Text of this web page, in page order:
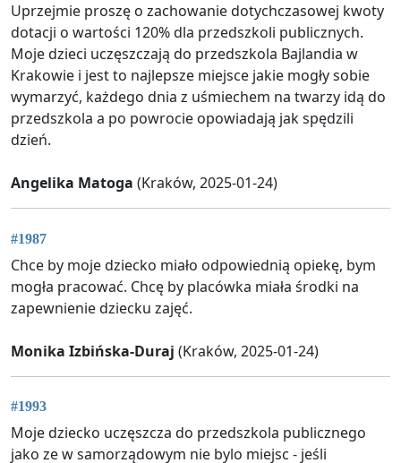
Uprzejmie proszę o zachowanie dotychczasowej kwoty
dotacji o wartości 120% dla przedszkoli publicznych.
Moje dzieci uczęszczają do przedszkola Bajlandia w
Krakowie i jest to najlepsze miejsce jakie mogły sobie
wymarzyć, każdego dnia z uśmiechem na twarzy idą do
przedszkola a po powrocie opowiadają jak spędzili
dzień.
Angelika Matoga (Kraków, 2025-01-24)
#1987
Chce by moje dziecko miało odpowiednią opiekę, bym
mogła pracować. Chcę by placówka miała środki na
zapewnienie dziecku zajęć.
Monika Izbińska-Duraj (Kraków, 2025-01-24)
#1993
Moje dziecko uczęszcza do przedszkola publicznego
jako ze w samorządowym nie bylo miejsc - jeśli